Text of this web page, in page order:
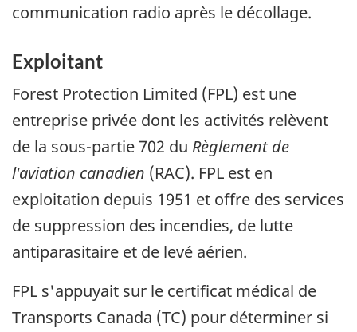
communication radio après le décollage.
Exploitant
Forest Protection Limited (FPL) est une
entreprise privée dont les activités relèvent
de la sous-partie 702 du Règlement de
l'aviation canadien (RAC). FPL est en
exploitation depuis 1951 et offre des services
de suppression des incendies, de lutte
antiparasitaire et de levé aérien.
FPL s'appuyait sur le certificat médical de
Transports Canada (TC) pour déterminer si